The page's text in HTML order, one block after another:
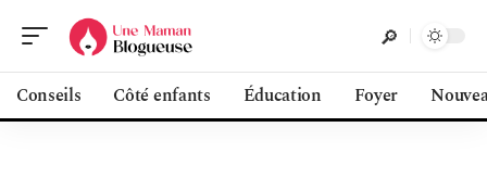
Conseils Côté enfants Éducation Foyer